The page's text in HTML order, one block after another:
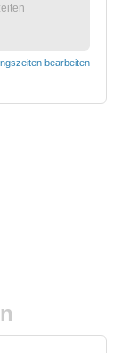
bearbeiten